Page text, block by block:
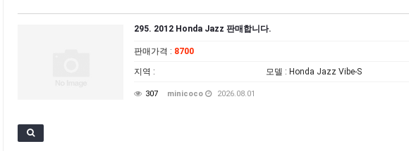
295. 2012 Honda Jazz 판매합니다.
판매가격 : 8700
지역 : 모델 : Honda Jazz Vibe-S
307 minicoco 2026.08.01